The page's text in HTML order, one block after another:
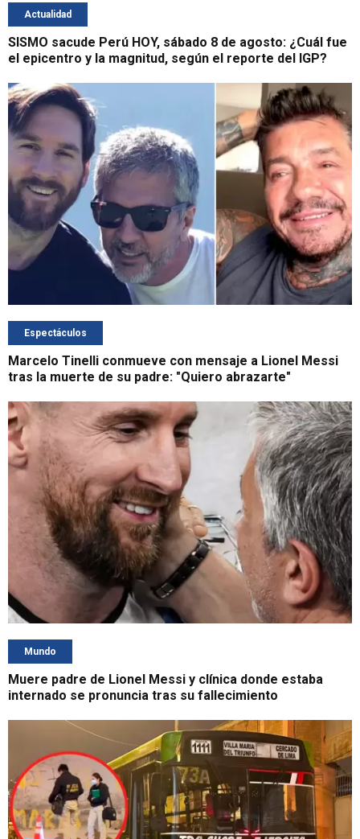
Actualidad
SISMO sacude Perú HOY, sábado 8 de agosto: ¿Cuál fue
el epicentro y la magnitud, según el reporte del IGP?
Espectáculos
Marcelo Tinelli conmueve con mensaje a Lionel Messi
tras la muerte de su padre: "Quiero abrazarte"
Mundo
Muere padre de Lionel Messi y clínica donde estaba
internado se pronuncia tras su fallecimiento